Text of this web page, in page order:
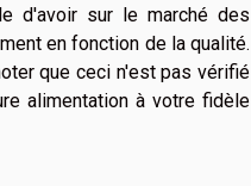
d'avoir sur le marché des
en fonction de la qualité.
que ceci n'est pas vérifié
alimentation à votre fidèle